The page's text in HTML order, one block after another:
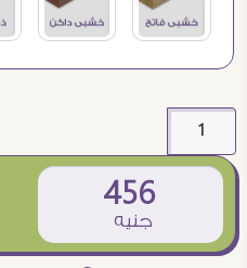
456
جنيه